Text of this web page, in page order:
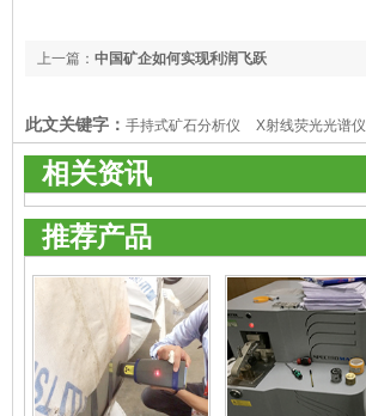
上一篇： 中国矿企如何实现利润飞跃
此文关键字： 手持式矿石分析仪 X射线荧光光谱仪
相关资讯
推荐产品